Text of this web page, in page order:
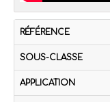
RÉFÉRENCE
SOUS-CLASSE
APPLICATION